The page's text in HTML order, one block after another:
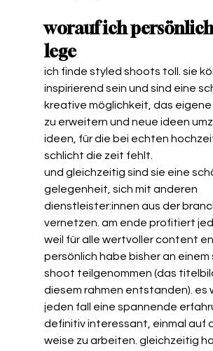
worauf ich
lege
ich finde styled shoots toll. sie
inspirierend sein und sind eine
kreative möglichkeit, das
zu erweitern und neue ideen
ideen, für die bei echten
schlicht die zeit fehlt.
und gleichzeitig sind sie eine
gelegenheit, sich mit anderen
dienstleister:innen aus der
vernetzen. am ende profitiert
weil für alle wertvoller content
persönlich habe bisher an einem
shoot teilgenommen (das
diesem rahmen entstanden). es
jeden fall eine spannende
definitiv interessant, einmal auf
weise zu arbeiten. gleichzeitig